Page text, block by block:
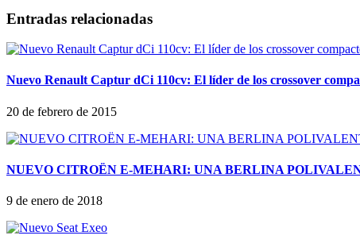
Entradas relacionadas
Nuevo Renault Captur dCi 110cv: El líder de los crossover
20 de febrero de 2015
NUEVO CITROËN E-MEHARI: UNA BERLINA
9 de enero de 2018